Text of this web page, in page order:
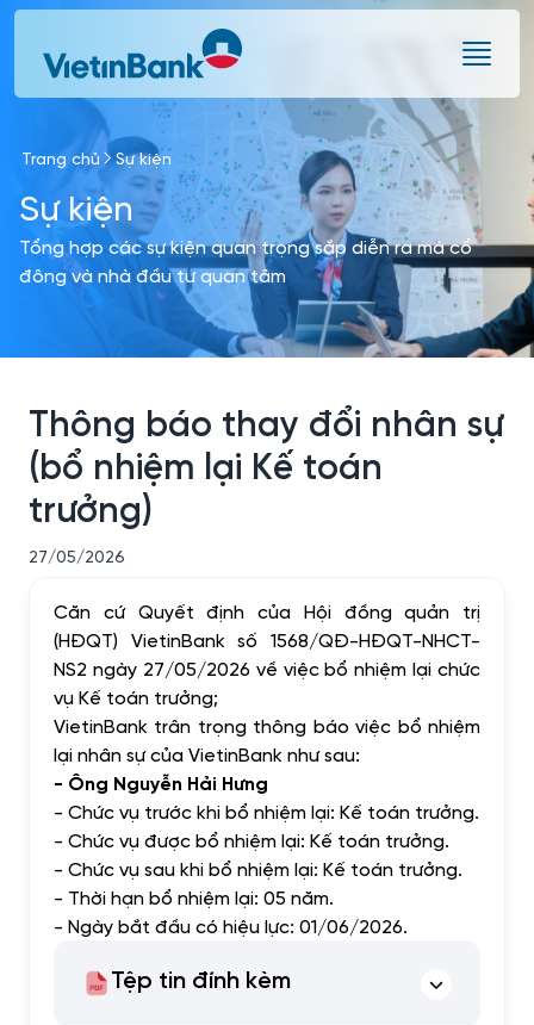
Skip to Main Content
Trang chủ Sự kiện
Sự kiện
Tổng hợp các sự kiện quan trọng sắp diễn ra mà cổ
đông và nhà đầu tư quan tâm
Thông báo thay đổi nhân sự
(bổ nhiệm lại Kế toán
trưởng)
27/05/2026
Căn cứ Quyết định của Hội đồng quản trị
(HĐQT) VietinBank số 1568/QĐ-HĐQT-NHCT-
NS2 ngày 27/05/2026 về việc bổ nhiệm lại chức
vụ Kế toán trưởng;
VietinBank trân trọng thông báo việc bổ nhiệm
lại nhân sự của VietinBank như sau:
- Ông Nguyễn Hải Hưng
- Chức vụ trước khi bổ nhiệm lại: Kế toán trưởng.
- Chức vụ được bổ nhiệm lại: Kế toán trưởng.
- Chức vụ sau khi bổ nhiệm lại: Kế toán trưởng.
- Thời hạn bổ nhiệm lại: 05 năm.
- Ngày bắt đầu có hiệu lực: 01/06/2026.
Tệp tin đính kèm